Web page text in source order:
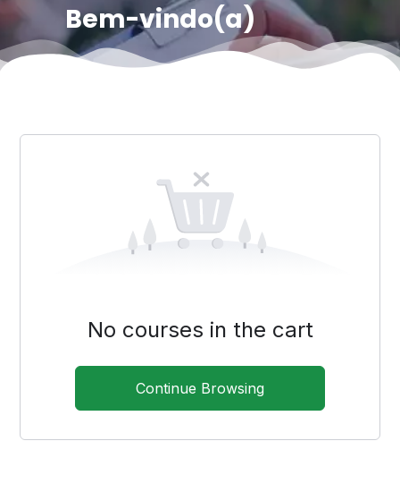
Bem-vindo(a)
No courses in the cart
Continue Browsing